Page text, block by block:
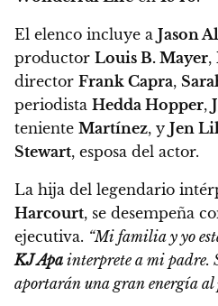
El elenco incluye a Jason
productor Louis B. Mayer,
director Frank Capra,
periodista Hedda Hopper,
teniente Martínez, y Jen
Stewart, esposa del actor.
La hija del legendario
Harcourt, se desempeña
ejecutiva. “Mi familia y yo
KJ Apa interprete a mi padre.
aportarán una gran energía al